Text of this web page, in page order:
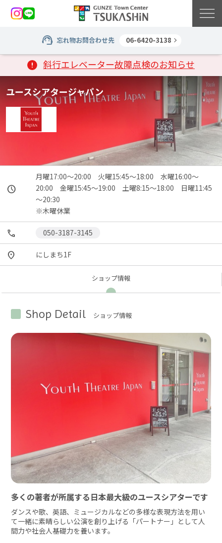
斜行エレベーター故障点検のお知らせ
忘れ物お問合わせ先 06-6420-3138
ユースシアタージャパン
月曜17:00～20:00　火曜15:45～18:00　水曜16:00～
20:00　金曜15:45～19:00　土曜8:15～18:00　日曜11:45
～20:30
※木曜休業
050-3187-3145
にしまち1F
ショップ情報
Shop Detail ショップ情報
多くの著者が所属する日本最大級のユースシアターです
ダンスや歌、英語、ミュージカルなどの多様な表現方法を用い
て一緒に素晴らしい公演を創り上げる「パートナー」として人
間力や社会人基礎力を養います。